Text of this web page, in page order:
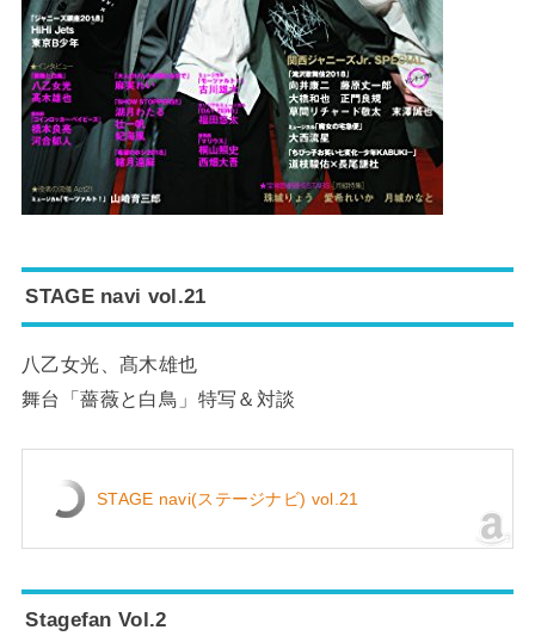
STAGE navi vol.21
八乙女光、髙木雄也
舞台「薔薇と白鳥」特写＆対談
STAGE navi(ステージナビ) vol.21
Stagefan Vol.2